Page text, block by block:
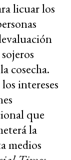
licuar los
cosecha.
intereses
que
la
medios